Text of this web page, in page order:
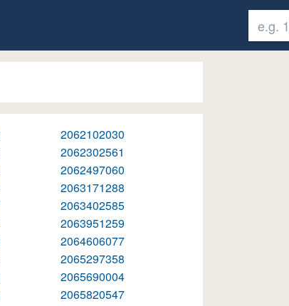
2062102030
2062302561
2062497060
2063171288
2063402585
2063951259
2064606077
2065297358
2065690004
2065820547